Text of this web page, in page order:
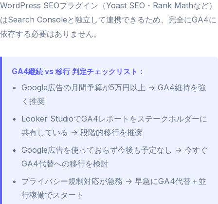
WordPress SEOプラグイン（Yoast SEO・Rank Mathなど）
はSearch Consoleと独立して連携できるため、完全にGA4に
依存する必要はありません。
GA4継続 vs 移行 判定チェックリスト：
Google広告の月間予算が5万円以上 → GA4維持を強
く推奨
Looker StudioでGA4レポートをステークホルダーに
共有している → 段階的移行を推奨
Google広告を使っておらず今後も予定なし → 今すぐ
GA4代替への移行を検討
プライバシー規制対応が急務 → 早急にGA4代替＋並
行稼働でスタート